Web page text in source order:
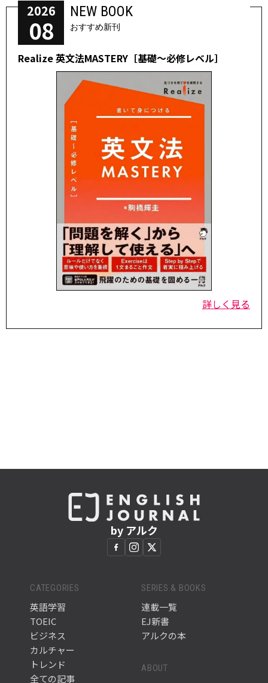
2026
08
NEW BOOK
おすすめ新刊
Realize 英文法MASTERY［基礎～必修レベル］
詳しく見る
by アルク
CATEGORIES
英語学習
TOEIC
ビジネス
カルチャー
トレンド
全ての記事
SERIES & BOOKS
連載一覧
EJ新書
アルクの本
ABOUT